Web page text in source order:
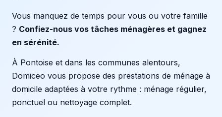
Vous manquez de temps pour vous ou votre famille
? Confiez-nous vos tâches ménagères et gagnez
en sérénité.
À Pontoise et dans les communes alentours,
Domiceo vous propose des prestations de ménage à
domicile adaptées à votre rythme : ménage régulier,
ponctuel ou nettoyage complet.